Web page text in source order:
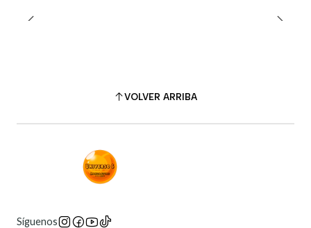
VOLVER ARRIBA
Síguenos